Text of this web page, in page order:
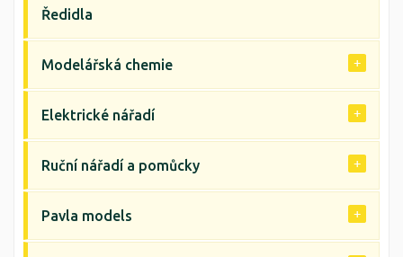
Ředidla
Modelářská chemie
Elektrické nářadí
Ruční nářadí a pomůcky
Pavla models